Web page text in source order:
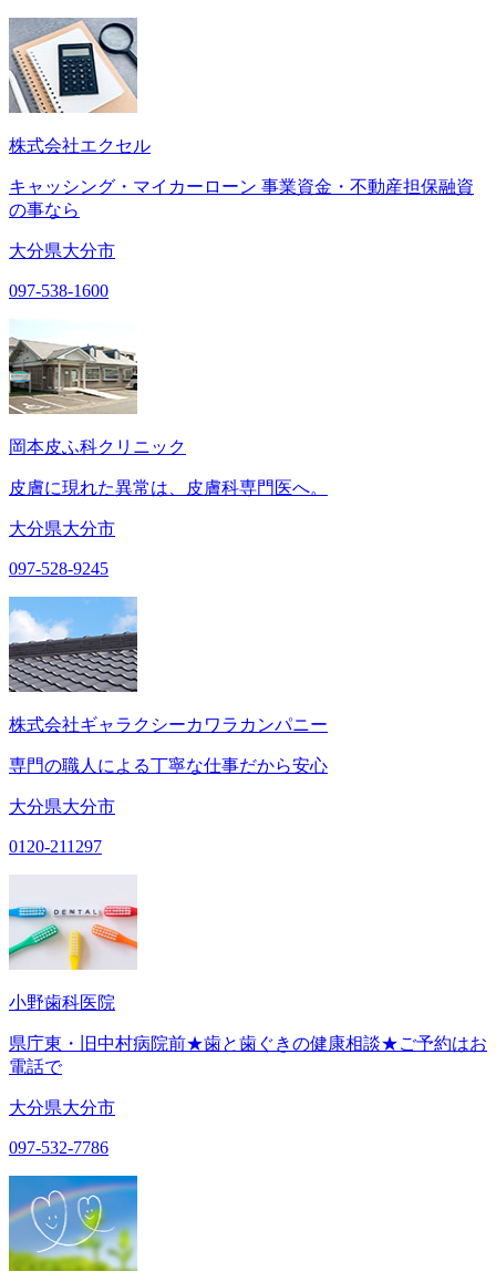
株式会社エクセル
キャッシング・マイカーローン 事業資金・不動産担保融資
の事なら
大分県大分市
097-538-1600
岡本皮ふ科クリニック
皮膚に現れた異常は、皮膚科専門医へ。
大分県大分市
097-528-9245
株式会社ギャラクシーカワラカンパニー
専門の職人による丁寧な仕事だから安心
大分県大分市
0120-211297
小野歯科医院
県庁東・旧中村病院前★歯と歯ぐきの健康相談★ご予約はお
電話で
大分県大分市
097-532-7786